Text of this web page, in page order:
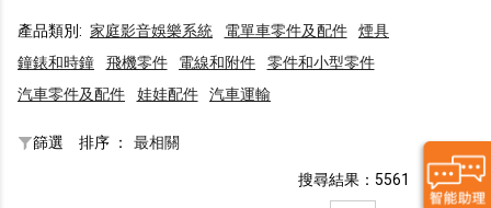
產品類別: 家庭影音娛樂系統 電單車零件及配件
煙具
鐘錶和時鐘
飛機零件 電線和附件
零件和小型零件
汽車零件及配件
娃娃配件 汽車運輸
篩選 排序 ： 最相關
搜尋結果：5561